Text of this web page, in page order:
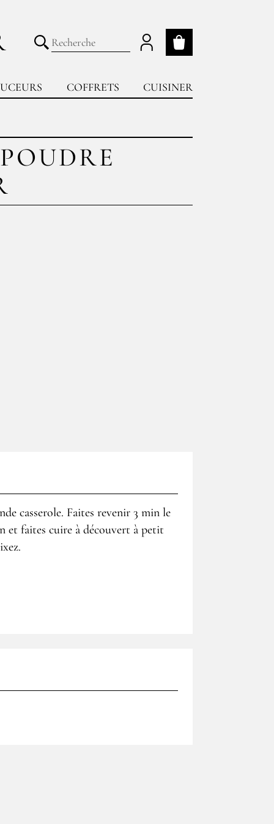
COFFRETS CUISINER
Mon panier
Lancer la recherche
casserole. Faites revenir 3 min le
et faites cuire à découvert à petit